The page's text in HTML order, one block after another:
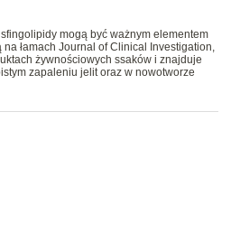
mogą być ważnym elementem
łamach Journal of Clinical Investigation,
żywnościowych ssaków i znajduje
zapaleniu jelit oraz w nowotworze